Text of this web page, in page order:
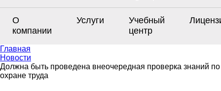
О
компании
Услуги
Учебный
центр
Главная
Новости
Должна быть проведена внеочередная проверка знаний по
охране труда